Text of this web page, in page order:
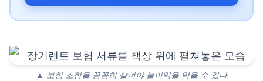
▲ 보험 조항을 꼼꼼히 살펴야 불이익을 막을 수 있다